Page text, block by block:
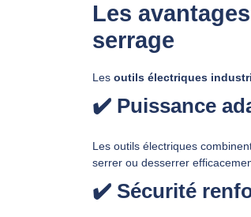
Les
serrage
Les outils électriques
✔️ Puissance
Les outils électriques
serrer ou desserrer
✔️ Sécurité